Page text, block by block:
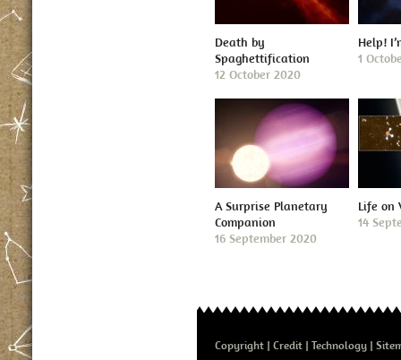
Death by
Spaghettification
12 October 2020
Help!
1
A Surprise Planetary
Companion
16 September 2020
Life on
14
Copyright Credit Technology